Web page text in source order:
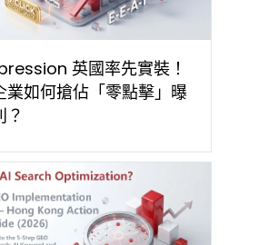
英國率先實裝！
業如何搶佔「零點擊」曝
？